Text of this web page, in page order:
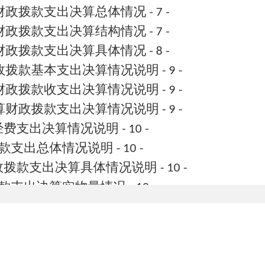
政拨款支出决算总体情况 - 7 -
政拨款支出决算结构情况 - 7 -
政拨款支出决算具体情况 - 8 -
款基本支出决算情况说明 - 9 -
拨款收支出决算情况说明 - 9 -
政拨款支出决算情况说明 - 9 -
费支出决算情况说明 - 10 -
支出总体情况说明 - 10 -
拨款支出决算具体情况说明 - 10 -
支出决算实物量情况 - 10 -